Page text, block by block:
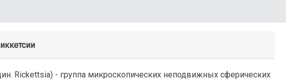
Rickettsia) - группа микроскопических неподвижных сферических